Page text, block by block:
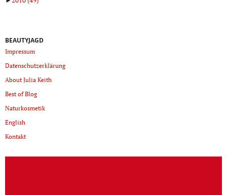
BEAUTYJAGD
Impressum
Datenschutzerklärung
About Julia Keith
Best of Blog
Naturkosmetik
English
Kontakt